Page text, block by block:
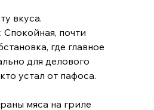
вкуса.
почти
где главное
для делового
устал от пафоса.
мяса на гриле